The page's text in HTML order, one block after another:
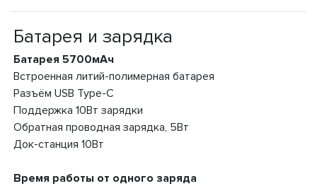
Батарея и зарядка
Батарея 5700мАч
Встроенная литий-полимерная батарея
Разъём USB Type-C
Поддержка 10Вт зарядки
Обратная проводная зарядка, 5Вт
Док-станция 10Вт
Время работы от одного заряда